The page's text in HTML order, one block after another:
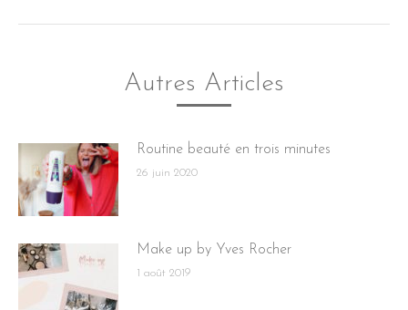
Autres Articles
Routine beauté en trois minutes
26 juin 2020
Make up by Yves Rocher
1 août 2019